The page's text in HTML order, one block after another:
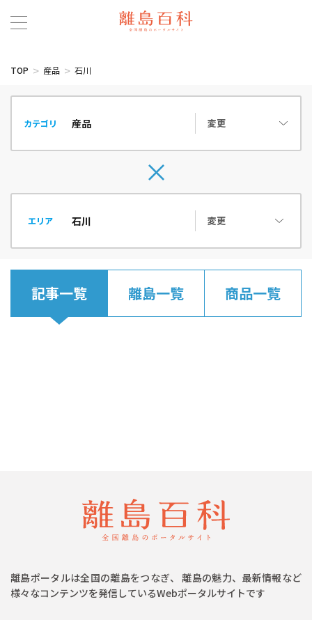
TOP 産品 石川
カテゴリ 変更
エリア 変更
記事一覧 離島一覧 商品一覧
離島ポータルは全国の離島をつなぎ、 離島の魅力、最新情報など
様々なコンテンツを発信しているWebポータルサイトです